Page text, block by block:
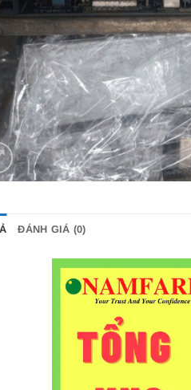
ĐÁNH GIÁ (0)